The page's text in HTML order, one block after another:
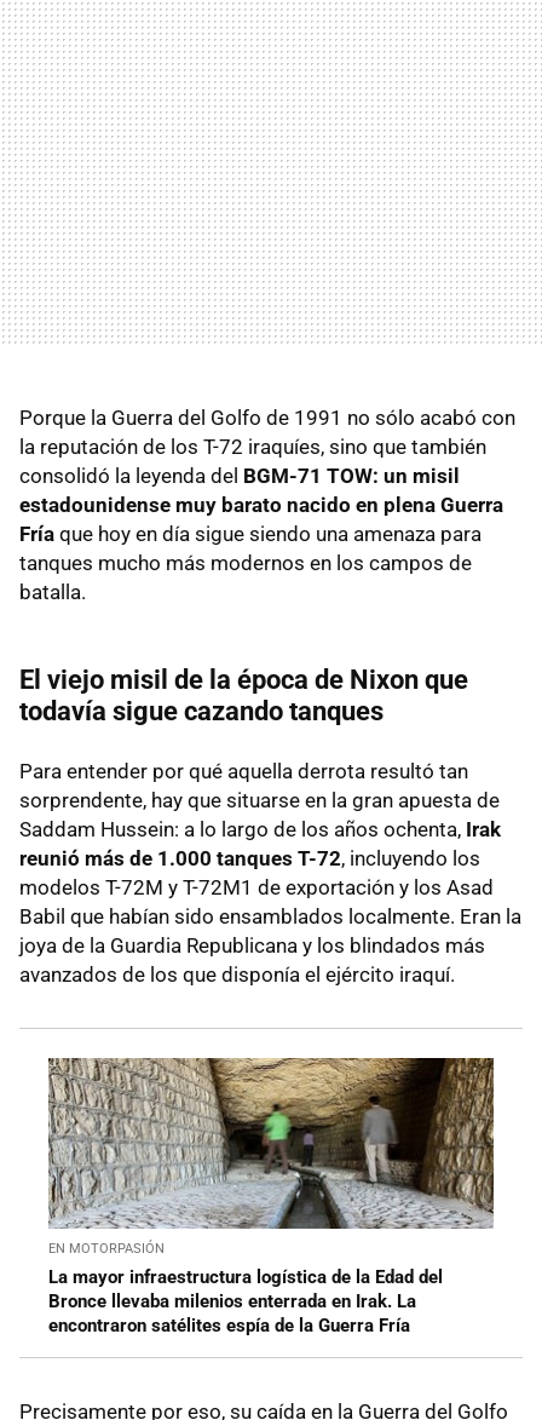
Porque la Guerra del Golfo de 1991 no sólo acabó con
la reputación de los T-72 iraquíes, sino que también
consolidó la leyenda del BGM-71 TOW: un misil
estadounidense muy barato nacido en plena Guerra
Fría que hoy en día sigue siendo una amenaza para
tanques mucho más modernos en los campos de
batalla.
El viejo misil de la época de Nixon que
todavía sigue cazando tanques
Para entender por qué aquella derrota resultó tan
sorprendente, hay que situarse en la gran apuesta de
Saddam Hussein: a lo largo de los años ochenta, Irak
reunió más de 1.000 tanques T-72, incluyendo los
modelos T-72M y T-72M1 de exportación y los Asad
Babil que habían sido ensamblados localmente. Eran la
joya de la Guardia Republicana y los blindados más
avanzados de los que disponía el ejército iraquí.
EN MOTORPASIÓN
La mayor infraestructura logística de la Edad del
Bronce llevaba milenios enterrada en Irak. La
encontraron satélites espía de la Guerra Fría
Precisamente por eso, su caída en la Guerra del Golfo